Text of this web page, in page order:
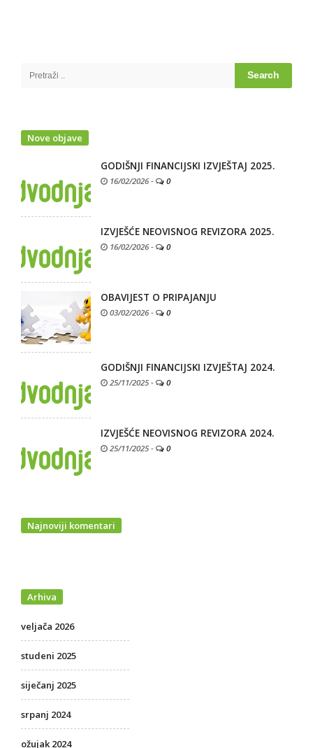
Search
Nove objave
GODIŠNJI FINANCIJSKI IZVJEŠTAJ 2025.
16/02/2026- 0
IZVJEŠĆE NEOVISNOG REVIZORA 2025.
16/02/2026- 0
OBAVIJEST O PRIPAJANJU
03/02/2026- 0
GODIŠNJI FINANCIJSKI IZVJEŠTAJ 2024.
25/11/2025 - 0
IZVJEŠĆE NEOVISNOG REVIZORA 2024.
25/11/2025 - 0
Najnoviji komentari
Arhiva
veljača 2026
studeni 2025
siječanj 2025
srpanj 2024
ožujak 2024